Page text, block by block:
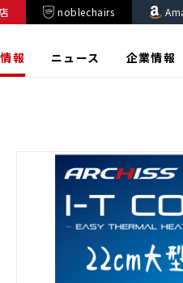
noblechairs
報 ニュース 企業情報